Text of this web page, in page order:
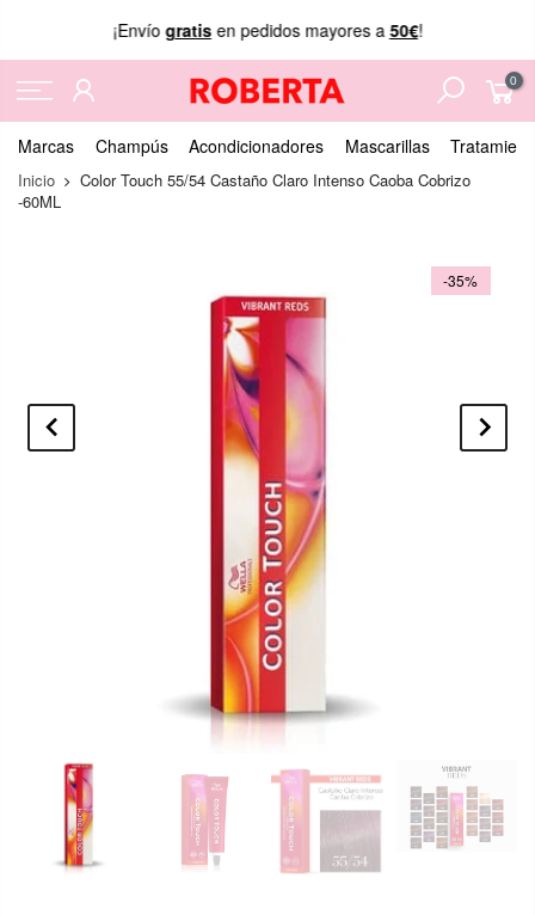
¡Envío gratisen pedidos mayores a 50€!
0
Marcas Champús Acondicionadores Mascarillas
Inicio
Color Touch 55/54 Castaño Claro Intenso Caoba Cobrizo
-60ML
-35%